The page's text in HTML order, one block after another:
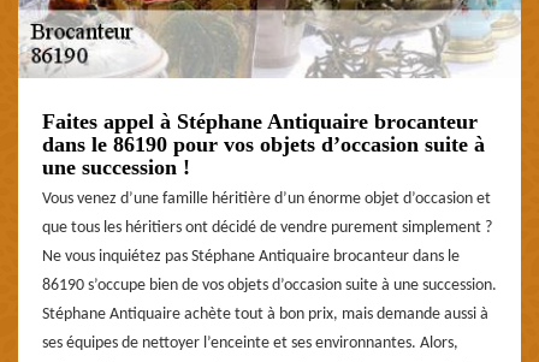
Faites appel à Stéphane Antiquaire brocanteur
dans le 86190 pour vos objets d’occasion suite à
une succession !
Vous venez d’une famille héritière d’un énorme objet d’occasion et
que tous les héritiers ont décidé de vendre purement simplement ?
Ne vous inquiétez pas Stéphane Antiquaire brocanteur dans le
86190 s’occupe bien de vos objets d’occasion suite à une succession.
Stéphane Antiquaire achète tout à bon prix, mais demande aussi à
ses équipes de nettoyer l’enceinte et ses environnantes. Alors,